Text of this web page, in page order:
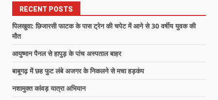
RECENT POSTS
पिलखुवा: छिजारसी फाटक के पास ट्रेन की चपेट में आने से 30 वर्षीय युवक की
मौत
आयुष्मान पैनल से हापुड़ के पांच अस्पताल बाहर
बाबूगढ़ में छह फुट लंबे अजगर के निकलने से मचा हड़कंप
नशामुक्त कांवड़ यात्रा अभियान